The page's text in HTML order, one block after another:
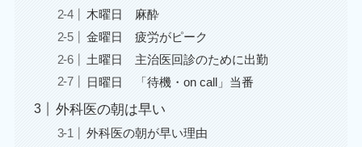
木曜日 麻酔
金曜日 疲労がピーク
土曜日 主治医回診のために出勤
日曜日 「待機・on call」当番
外科医の朝は早い
外科医の朝が早い理由